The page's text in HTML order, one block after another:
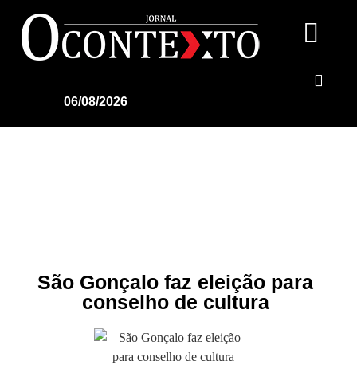
06/08/2026
São Gonçalo faz eleição para
conselho de cultura